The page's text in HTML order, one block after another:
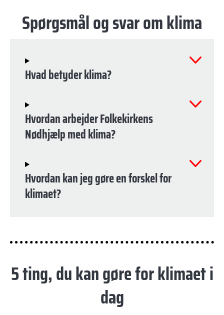
Spørgsmål og svar om klima
Hvad betyder klima?
Hvordan arbejder Folkekirkens
Nødhjælp med klima?
Hvordan kan jeg gøre en forskel for
klimaet?
5 ting, du kan gøre for klimaet i
dag